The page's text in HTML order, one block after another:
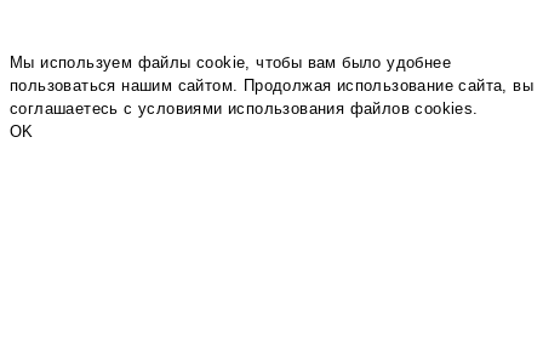
Мы используем файлы cookie, чтобы вам было удобнее
пользоваться нашим сайтом. Продолжая использование сайта, вы
соглашаетесь c условиями использования файлов cookies.
OK